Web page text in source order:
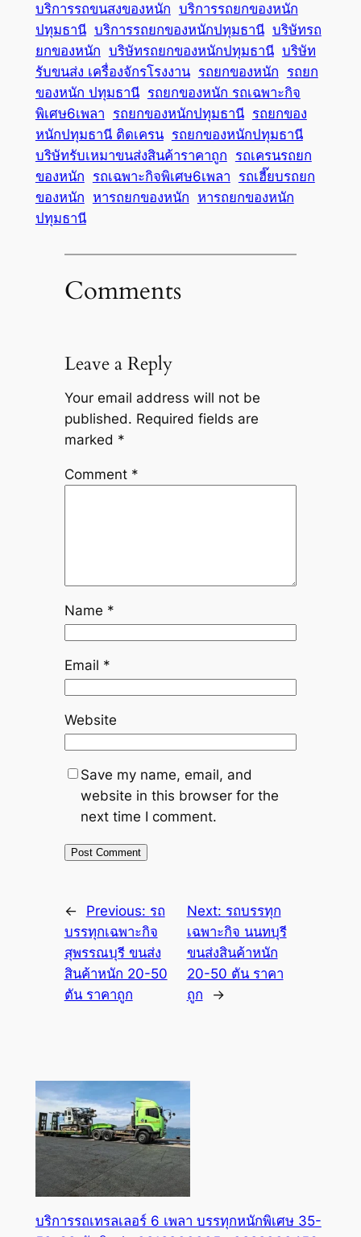
บริการรถขนสงของหนัก บริการรถยกของหนัก
ปทุมธานี บริการรถยกของหนักปทุมธานี บริษัทรถ
ยกของหนัก บริษัทรถยกของหนักปทุมธานี บริษัท
รับขนส่ง เครื่องจักรโรงงาน รถยกของหนัก รถยก
ของหนัก ปทุมธานี รถยกของหนัก รถเฉพาะกิจ
พิเศษ6เพลา รถยกของหนักปทุมธานี รถยกของ
หนักปทุมธานี ติดเครน รถยกของหนักปทุมธานี
บริษัทรับเหมาขนส่งสินค้าราคาถูก รถเครนรถยก
ของหนัก รถเฉพาะกิจพิเศษ6เพลา รถเฮี๊ยบรถยก
ของหนัก หารถยกของหนัก หารถยกของหนัก
ปทุมธานี
Comments
Leave a Reply
Your email address will not be
published. Required fields are
marked *
Comment *
Name *
Email *
Website
Save my name, email, and
website in this browser for the
next time I comment.
← Previous: รถ
บรรทุกเฉพาะกิจ
สุพรรณบุรี ขนส่ง
สินค้าหนัก 20-50
ตัน ราคาถูก
Next: รถบรรทุก
เฉพาะกิจ นนทบุรี
ขนส่งสินค้าหนัก
20-50 ตัน ราคา
ถูก
→
บริการรถเทรลเลอร์ 6 เพลา บรรทุกหนักพิเศษ 35-